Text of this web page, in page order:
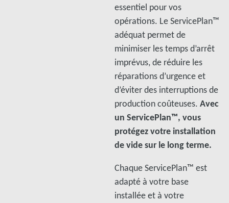
essentiel pour vos
opérations. Le ServicePlan™
adéquat permet de
minimiser les temps d’arrêt
imprévus, de réduire les
réparations d’urgence et
d’éviter des interruptions de
production coûteuses. Avec
un ServicePlan™, vous
protégez votre installation
de vide sur le long terme.
Chaque ServicePlan™ est
adapté à votre base
installée et à votre